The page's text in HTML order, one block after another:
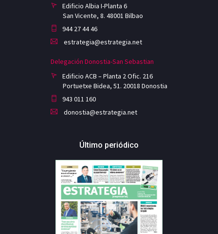
Edificio Albia I-Planta 6
San Vicente, 8. 48001 Bilbao
944 27 44 46
estrategia@estrategia.net
Delegación Donostia-San Sebastian
Edificio ACB – Planta 2 Ofic. 216
Portuetxe Bidea, 51. 20018 Donostia
943 011 160
donostia@estrategia.net
Último periódico